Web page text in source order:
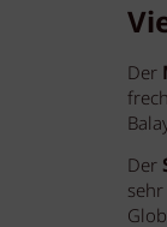
Der
Der